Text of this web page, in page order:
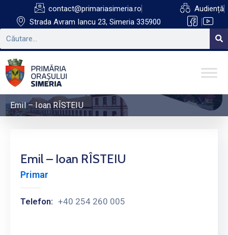
contact@primariasimeria.ro
Strada Avram Iancu 23, Simeria 335900
Audiență
Emil – Ioan RÎSTEIU
Emil – Ioan RÎSTEIU
Primar
Telefon: +40 254 260 005